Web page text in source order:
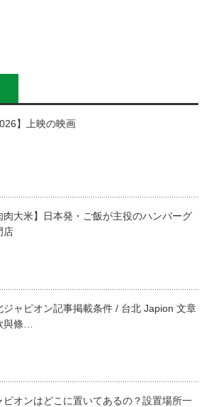
】上映の映画
肉大米】日本発・ご飯が主役のハンバーグ
店
ジャピオン記事掲載条件 / 台北 Japion 文章
與條…
ピオンはどこに置いてあるの？設置場所一